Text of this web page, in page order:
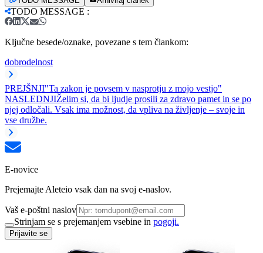
TODO MESSAGE :
Ključne besede/oznake, povezane s tem člankom:
dobrodelnost
PREJŠNJI"Ta zakon je povsem v nasprotju z mojo vestjo"
NASLEDNJIŽelim si, da bi ljudje prosili za zdravo pamet in se po
njej odločali. Vsak ima možnost, da vpliva na življenje – svoje in
vse družbe.
E-novice
Prejemajte Aleteio vsak dan na svoj e-naslov.
Vaš e-poštni naslov
Strinjam se s prejemanjem vsebine in pogoji.
Prijavite se